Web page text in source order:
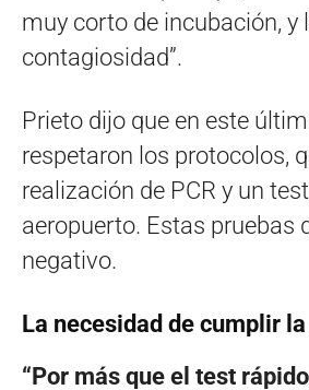
muy corto de incubación, y
contagiosidad”.
Prieto dijo que en este
respetaron los protocolos,
realización de PCR y un
aeropuerto. Estas pruebas
negativo.
La necesidad de cumplir
“Por más que el test